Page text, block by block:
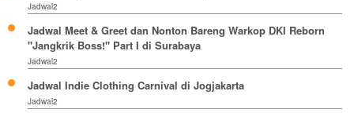
Jadwal2
Jadwal Meet & Greet dan Nonton Bareng Warkop DKI Reborn
"Jangkrik Boss!" Part I di Surabaya
Jadwal2
Jadwal Indie Clothing Carnival di Jogjakarta
Jadwal2